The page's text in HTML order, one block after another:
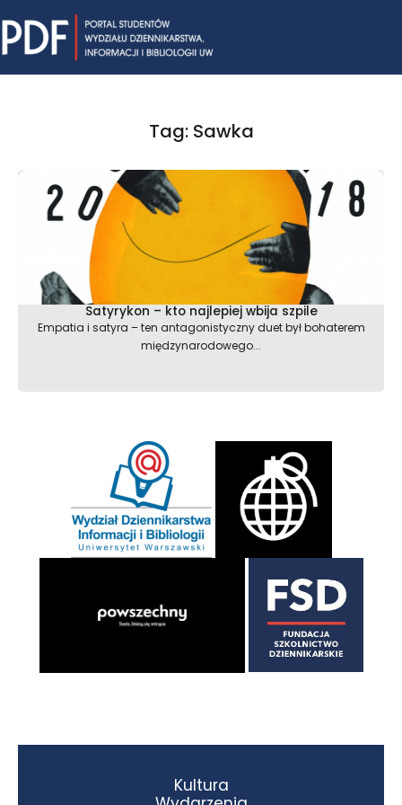
to
content
Tag: Sawka
Satyrykon – kto najlepiej wbija szpile
Empatia i satyra – ten antagonistyczny duet był bohaterem
międzynarodowego...
Kultura